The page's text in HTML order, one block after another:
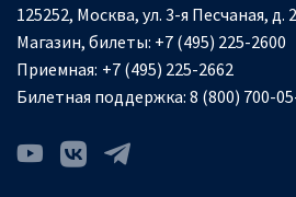
125252, Москва, ул. 3-я Песчаная,
Магазин, билеты: +7 (495) 225-2600
Приемная: +7 (495) 225-2662
Билетная поддержка: 8 (800) 700-